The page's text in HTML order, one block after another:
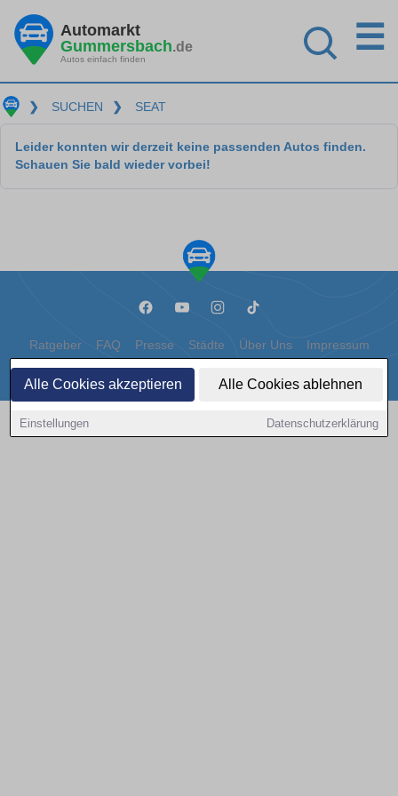
Alle Cookies akzeptieren Alle Cookies ablehnen
Einstellungen Datenschutzerklärung
Automarkt
Gummersbach.de
Autos einfach finden
☰
❯ SUCHEN ❯ SEAT
Leider konnten wir derzeit keine passenden Autos finden.
Schauen Sie bald wieder vorbei!
Ratgeber FAQ Presse Städte Über Uns Impressum
Datenschutz Cookies
Copyright © 2000 - 2026 | 1A Infosysteme GmbH | Content by: 1a-sites-autos